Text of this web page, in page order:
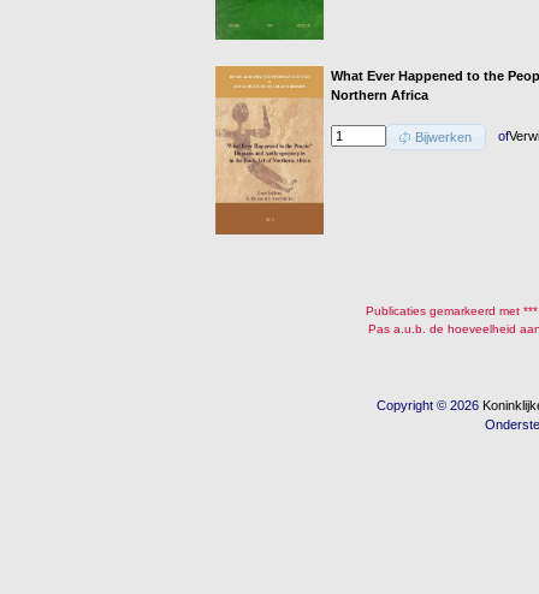
What Ever Happened to the
Northern Africa
Bijwerken of
Publicaties gemarkeerd met
Pas a.u.b. de hoeveelheid
Copyright © 2026